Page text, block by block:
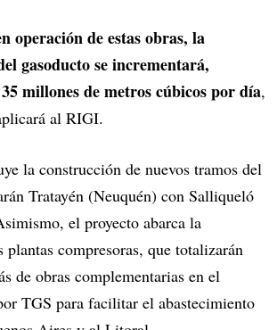
operación de estas obras, la
gasoducto se incrementará,
millones de metros cúbicos por día,
al RIGI.
la construcción de nuevos tramos del
Tratayén (Neuquén) con Salliqueló
el proyecto abarca la
plantas compresoras, que totalizarán
de obras complementarias en el
TGS para facilitar el abastecimiento